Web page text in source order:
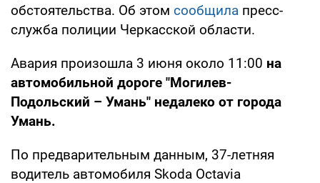
обстоятельства. Об этом сообщила пресс-
служба полиции Черкасской области.
Авария произошла 3 июня около 11:00 на
автомобильной дороге "Могилев-
Подольский – Умань" недалеко от города
Умань.
По предварительным данным, 37-летняя
водитель автомобиля Skoda Octavia